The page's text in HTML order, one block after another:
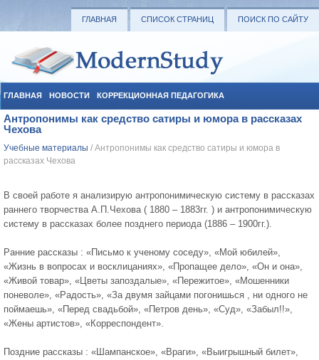
ГЛАВНАЯ СПИСОК СТРАНИЦ ПОИСК ПО САЙТУ
ГЛАВНАЯ НОВОСТИ КОРРЕКЦИОННАЯ ПЕДАГОГИКА
СОЦИАЛЬНАЯ ПЕДАГОГИКА УЧЕБНЫЕ МАТЕРИАЛЫ
Антропонимы как средство сатиры и юмора в рассказах
Чехова
Учебные материалы / Антропонимы как средство сатиры и юмора в
рассказах Чехова
В своей работе я анализирую антропонимическую систему в рассказах
раннего творчества А.П.Чехова ( 1880 – 1883гг. ) и антропонимическую
систему в рассказах более позднего периода (1886 – 1900гг.).
Ранние рассказы : «Письмо к ученому соседу», «Мой юбилей»,
«Жизнь в вопросах и восклицаниях», «Пропащее дело», «Он и она»,
«Живой товар», «Цветы запоздалые», «Пережитое», «Мошенники
поневоле», «Радость», «За двумя зайцами погонишься , ни одного не
поймаешь», «Перед свадьбой», «Петров день», «Суд», «Забыл!!»,
«Жены артистов», «Корреспондент».
Поздние рассказы : «Шампанское», «Враги», «Выигрышный билет»,